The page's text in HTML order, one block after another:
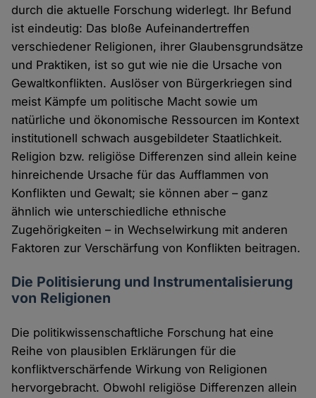
durch die aktuelle Forschung widerlegt. Ihr Befund
ist eindeutig: Das bloße Aufeinandertreffen
verschiedener Religionen, ihrer Glaubensgrundsätze
und Praktiken, ist so gut wie nie die Ursache von
Gewaltkonflikten. Auslöser von Bürgerkriegen sind
meist Kämpfe um politische Macht sowie um
natürliche und ökonomische Ressourcen im Kontext
institutionell schwach ausgebildeter Staatlichkeit.
Religion bzw. religiöse Differenzen sind allein keine
hinreichende Ursache für das Aufflammen von
Konflikten und Gewalt; sie können aber – ganz
ähnlich wie unterschiedliche ethnische
Zugehörigkeiten – in Wechselwirkung mit anderen
Faktoren zur Verschärfung von Konflikten beitragen.
Die Politisierung und Instrumentalisierung
von Religionen
Die politikwissenschaftliche Forschung hat eine
Reihe von plausiblen Erklärungen für die
konfliktverschärfende Wirkung von Religionen
hervorgebracht. Obwohl religiöse Differenzen allein